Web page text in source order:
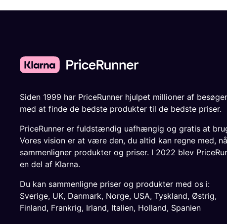
Siden 1999 har PriceRunner hjulpet millioner af
med at finde de bedste produkter til de bedste priser.
PriceRunner er fuldstændig uafhængig og gratis at
Vores vision er at være den, du altid kan regne med,
sammenligner produkter og priser. I 2022 blev
en del af Klarna.
Du kan sammenligne priser og produkter med os i:
Sverige, UK, Danmark, Norge, USA, Tyskland, Østrig,
Finland, Frankrig, Irland, Italien, Holland, Spanien